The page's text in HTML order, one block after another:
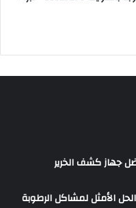
جهاز كشف الخرير
الأمثل لمشاكل الرطوبة